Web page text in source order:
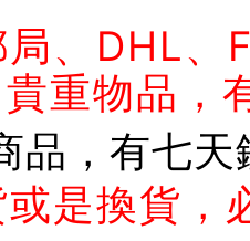
、DHL、
重物品，
品，有七
是換貨，